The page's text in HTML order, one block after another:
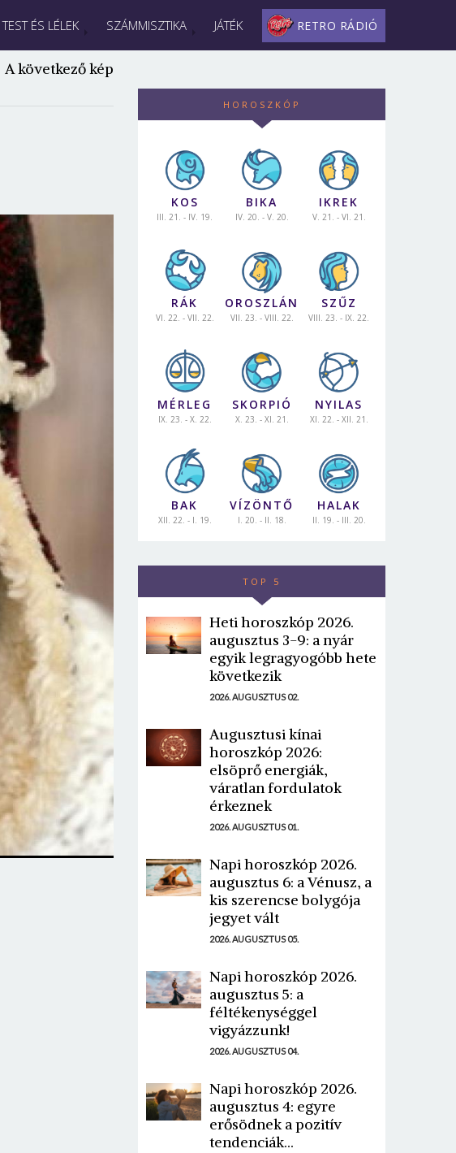
TEST ÉS LÉLEK SZÁMMISZTIKA JÁTÉK RETRO RÁDIÓ
A következő kép
HOROSZKÓP
KOS
III. 21. - IV. 19.
BIKA
IV. 20. - V. 20.
IKREK
V. 21. - VI. 21.
RÁK
VI. 22. - VII. 22.
OROSZLÁN
VII. 23. - VIII. 22.
SZŰZ
VIII. 23. - IX. 22.
MÉRLEG
IX. 23. - X. 22.
SKORPIÓ
X. 23. - XI. 21.
NYILAS
XI. 22. - XII. 21.
BAK
XII. 22. - I. 19.
VÍZÖNTŐ
I. 20. - II. 18.
HALAK
II. 19. - III. 20.
TOP 5
Heti horoszkóp 2026.
augusztus 3-9: a nyár
egyik legragyogóbb hete
következik
2026. AUGUSZTUS 02.
Augusztusi kínai
horoszkóp 2026:
elsöprő energiák,
váratlan fordulatok
érkeznek
2026. AUGUSZTUS 01.
Napi horoszkóp 2026.
augusztus 6: a Vénusz, a
kis szerencse bolygója
jegyet vált
2026. AUGUSZTUS 05.
Napi horoszkóp 2026.
augusztus 5: a
féltékenységgel
vigyázzunk!
2026. AUGUSZTUS 04.
Napi horoszkóp 2026.
augusztus 4: egyre
erősödnek a pozitív
tendenciák...